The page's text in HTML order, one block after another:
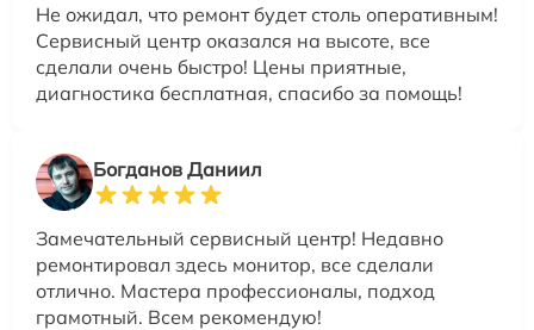
Не ожидал, что ремонт будет столь оперативным!
Сервисный центр оказался на высоте, все
сделали очень быстро! Цены приятные,
диагностика бесплатная, спасибо за помощь!
Богданов Даниил
Замечательный сервисный центр! Недавно
ремонтировал здесь монитор, все сделали
отлично. Мастера профессионалы, подход
грамотный. Всем рекомендую!